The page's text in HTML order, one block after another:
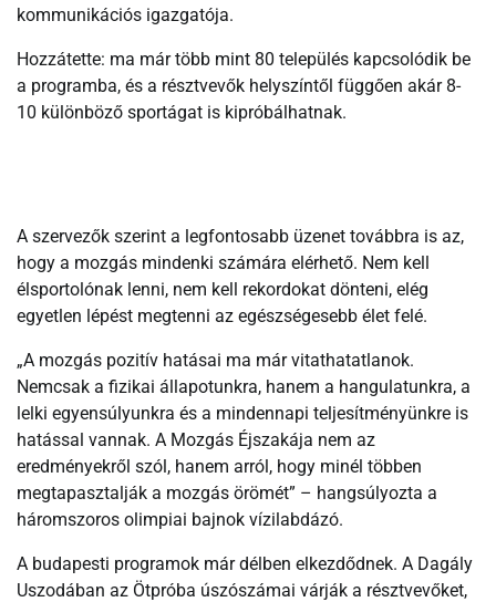
kommunikációs igazgatója.
Hozzátette: ma már több mint 80 település kapcsolódik be
a programba, és a résztvevők helyszíntől függően akár 8-
10 különböző sportágat is kipróbálhatnak.
A szervezők szerint a legfontosabb üzenet továbbra is az,
hogy a mozgás mindenki számára elérhető. Nem kell
élsportolónak lenni, nem kell rekordokat dönteni, elég
egyetlen lépést megtenni az egészségesebb élet felé.
„A mozgás pozitív hatásai ma már vitathatatlanok.
Nemcsak a fizikai állapotunkra, hanem a hangulatunkra, a
lelki egyensúlyunkra és a mindennapi teljesítményünkre is
hatással vannak. A Mozgás Éjszakája nem az
eredményekről szól, hanem arról, hogy minél többen
megtapasztalják a mozgás örömét” – hangsúlyozta a
háromszoros olimpiai bajnok vízilabdázó.
A budapesti programok már délben elkezdődnek. A Dagály
Uszodában az Ötpróba úszószámai várják a résztvevőket,